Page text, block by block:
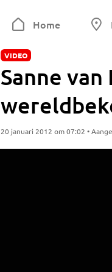
Home
VIDEO
Sanne van
20 januari 2012 om 07:02 •